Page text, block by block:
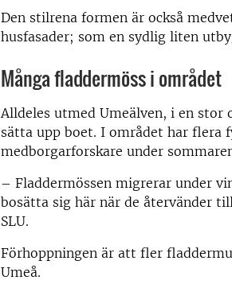
Den stilrena formen är också
husfasader; som en sydlig liten
Många fladdermöss i området
Alldeles utmed Umeälven, i en
sätta upp boet. I området har flera
medborgarforskare under
– Fladdermössen migrerar under
bosätta sig här när de återvänder
SLU.
Förhoppningen är att fler
Umeå.